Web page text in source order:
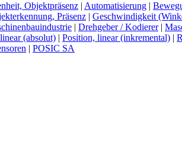
Objektpräsenz | Automatisierung |
Präsenz | Geschwindigkeit
| Drehgeber / Kodierer|
(absolut) | Position, linear (inkremental) |
| POSIC SA